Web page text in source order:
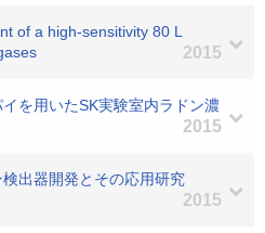
of a high-sensitivity 80 L
2015
を用いたSK実験室内ラドン濃
2015
出器開発とその応用研究
2015